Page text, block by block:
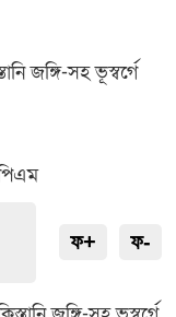
জঙ্গি-সহ ভূস্বর্গে
ফ+ ফ-